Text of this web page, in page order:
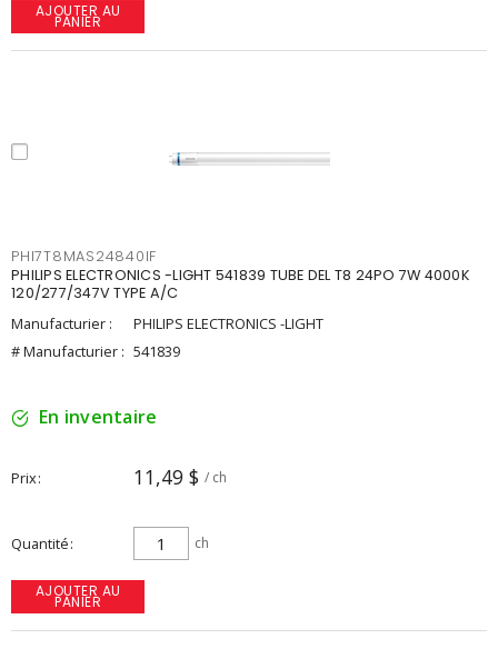
AJOUTER AU
PANIER
PHI7T8MAS24840IF
PHILIPS ELECTRONICS -LIGHT 541839 TUBE DEL T8 24PO 7W 4000K
120/277/347V TYPE A/C
Manufacturier :
PHILIPS ELECTRONICS -LIGHT
# Manufacturier : 541839
En inventaire
Prix 11,49 $ / ch
Quantité ch
AJOUTER AU
PANIER